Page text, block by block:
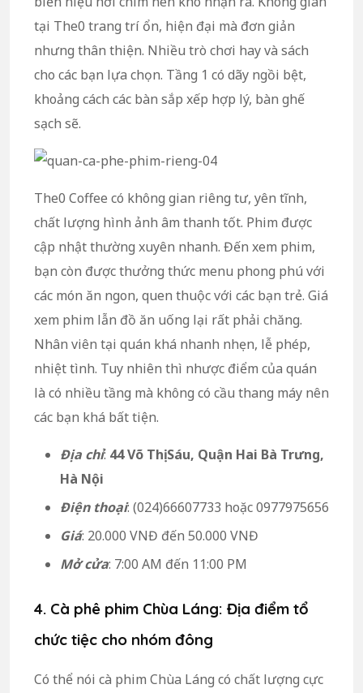
tại The0 trang trí ổn, hiện đại mà đơn giản
nhưng thân thiện. Nhiều trò chơi hay và sách
cho các bạn lựa chọn. Tầng 1 có dãy ngồi bệt,
khoảng cách các bàn sắp xếp hợp lý, bàn ghế
sạch sẽ.
The0 Coffee có không gian riêng tư, yên tĩnh,
chất lượng hình ảnh âm thanh tốt. Phim được
cập nhật thường xuyên nhanh. Đến xem phim,
bạn còn được thưởng thức menu phong phú với
các món ăn ngon, quen thuộc với các bạn trẻ. Giá
xem phim lẫn đồ ăn uống lại rất phải chăng.
Nhân viên tại quán khá nhanh nhẹn, lễ phép,
nhiệt tình. Tuy nhiên thì nhược điểm của quán
là có nhiều tầng mà không có cầu thang máy nên
các bạn khá bất tiện.
Địa chỉ: 44 Võ Thị Sáu, Quận Hai Bà Trưng,
Hà Nội
Điện thoại: (024)66607733 hoặc 0977975656
Giá: 20.000 VNĐ đến 50.000 VNĐ
Mở cửa: 7:00 AM đến 11:00 PM
4. Cà phê phim Chùa Láng: Địa điểm tổ
chức tiệc cho nhóm đông
Có thể nói cà phim Chùa Láng có chất lượng cực